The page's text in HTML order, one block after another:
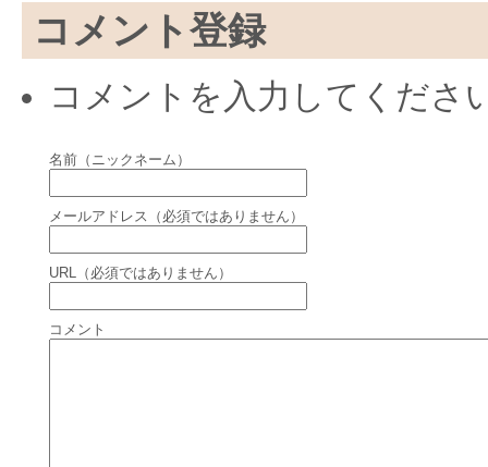
コメント登録
コメントを入力してくださ
名前（ニックネーム）
メールアドレス（必須ではありません）
URL（必須ではありません）
コメント